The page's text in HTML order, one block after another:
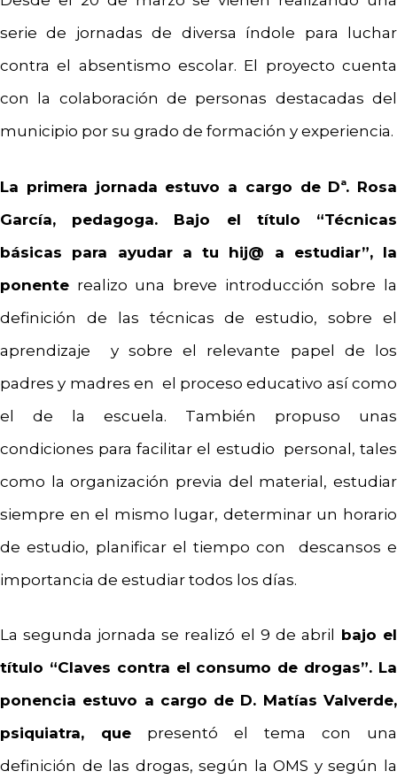
serie de jornadas de diversa índole para luchar
contra el absentismo escolar. El proyecto cuenta
con la colaboración de personas destacadas del
municipio por su grado de formación y experiencia.
La primera jornada estuvo a cargo de Dª. Rosa
García, pedagoga. Bajo el título “Técnicas
básicas para ayudar a tu hij@ a estudiar”, la
ponente realizo una breve introducción sobre la
definición de las técnicas de estudio, sobre el
aprendizaje y sobre el relevante papel de los
padres y madres en el proceso educativo así como
el de la escuela. También propuso unas
condiciones para facilitar el estudio personal, tales
como la organización previa del material, estudiar
siempre en el mismo lugar, determinar un horario
de estudio, planificar el tiempo con descansos e
importancia de estudiar todos los días.
La segunda jornada se realizó el 9 de abril
bajo el
título “Claves contra el consumo de drogas”. La
ponencia estuvo a cargo de D. Matías Valverde,
psiquiatra, que presentó el tema con una
definición de las drogas, según la OMS y según la